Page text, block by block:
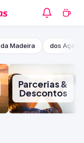
da Madeira dos
Parcerias &
Descontos